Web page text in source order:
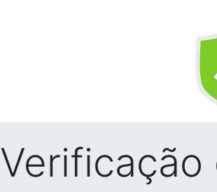
Verificação